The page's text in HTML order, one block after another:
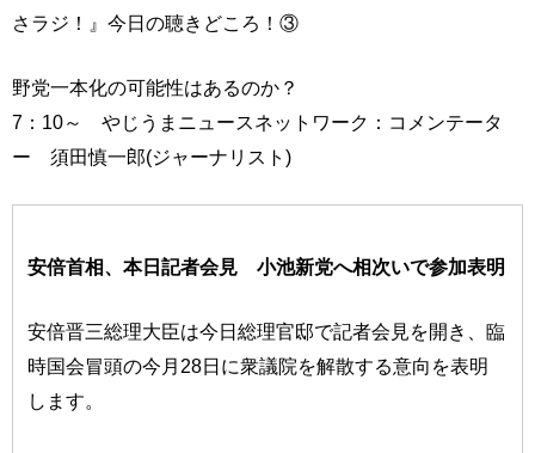
さラジ！』今日の聴きどころ！③
野党一本化の可能性はあるのか？
7：10～ やじうまニュースネットワーク：コメンテータ
ー 須田慎一郎(ジャーナリスト)
安倍首相、本日記者会見 小池新党へ相次いで参加表明
安倍晋三総理大臣は今日総理官邸で記者会見を開き、臨
時国会冒頭の今月28日に衆議院を解散する意向を表明
します。